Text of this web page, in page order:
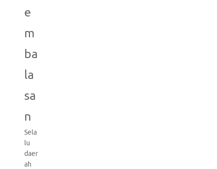
e
m
ba
la
sa
n
Sela
lu
daer
ah